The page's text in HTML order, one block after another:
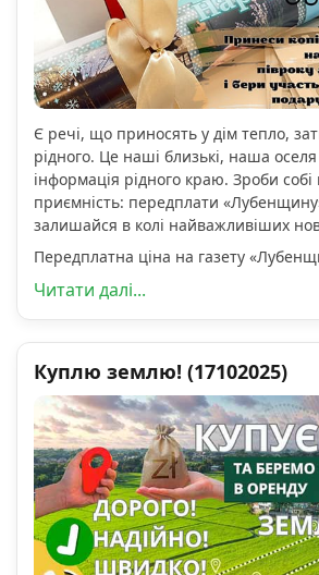
Є речі, що приносять у дім тепло,
рідного. Це наші близькі, наша
інформація рідного краю. Зроби
приємність: передплати
залишайся в колі найважливіших
Передплатна ціна на газету
Читати далі...
Куплю землю! (17102025)